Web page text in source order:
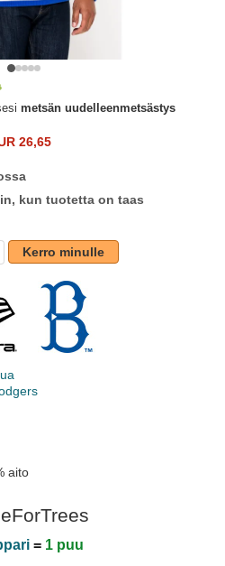
metsän uudelleenmetsästys
26,65
kun tuotetta on taas
Kerro minulle
aito
= 1 puu